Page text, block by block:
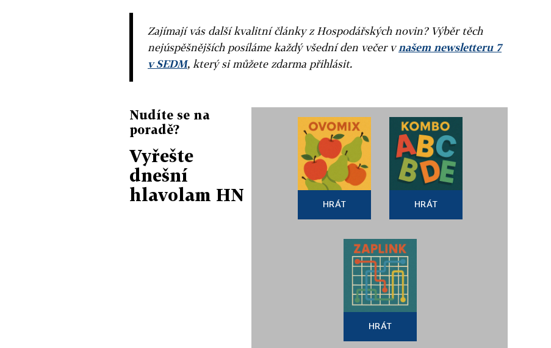
Zajímají vás další kvalitní články z Hospodářských novin? Výběr těch
nejúspěšnějších posíláme každý všední den večer vnašem newsletteru 7
v SEDM, který si můžete zdarma přihlásit.
Nudíte se na
poradě?
Vyřešte
dnešní
hlavolam HN
HRÁT HRÁT
HRÁT